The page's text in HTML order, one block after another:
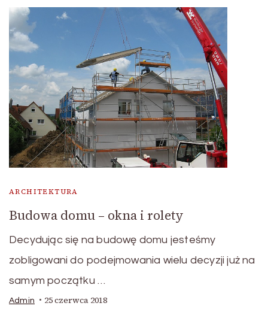
ARCHITEKTURA
Budowa domu – okna i rolety
Decydując się na budowę domu jesteśmy
zobligowani do podejmowania wielu decyzji już na
samym początku …
Admin 25 czerwca 2018